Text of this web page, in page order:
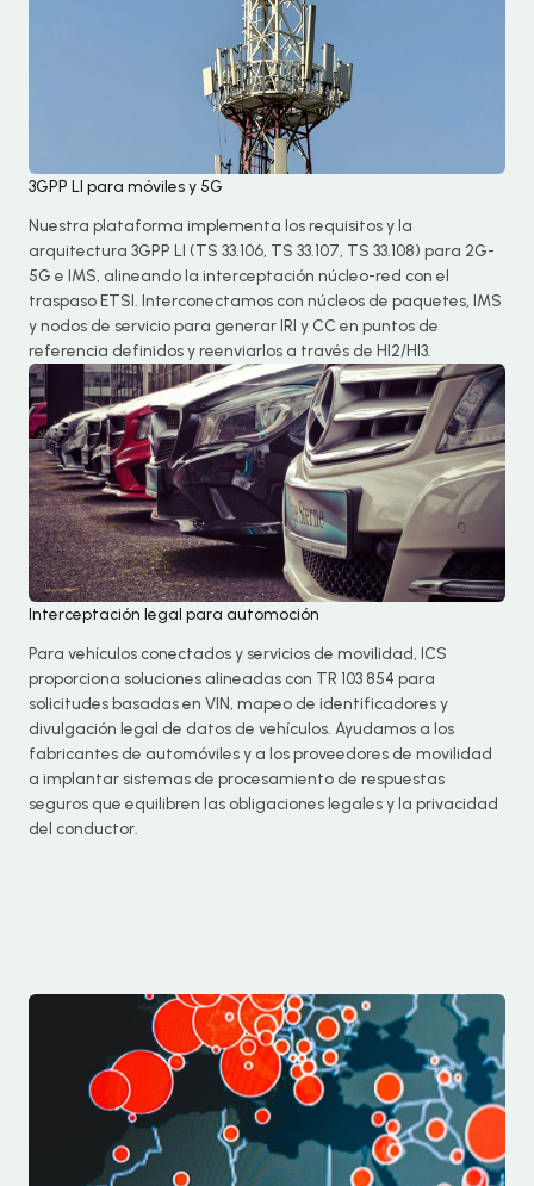
3GPP LI para móviles y 5G
Nuestra plataforma implementa los requisitos y la
arquitectura 3GPP LI (TS 33.106, TS 33.107, TS 33.108) para 2G-
5G e IMS, alineando la interceptación núcleo-red con el
traspaso ETSI. Interconectamos con núcleos de paquetes, IMS
y nodos de servicio para generar IRI y CC en puntos de
referencia definidos y reenviarlos a través de HI2/HI3.
Interceptación legal para automoción
Para vehículos conectados y servicios de movilidad, ICS
proporciona soluciones alineadas con TR 103 854 para
solicitudes basadas en VIN, mapeo de identificadores y
divulgación legal de datos de vehículos. Ayudamos a los
fabricantes de automóviles y a los proveedores de movilidad
a implantar sistemas de procesamiento de respuestas
seguros que equilibren las obligaciones legales y la privacidad
del conductor.